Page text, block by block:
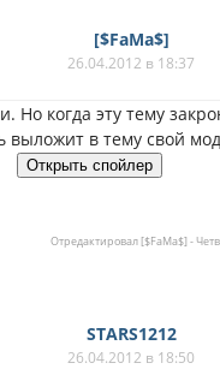
[$FaMa$]
26.04.2012 в 18:37
Но когда эту тему
выложит в тему свой
Отредактировал[$FaMa$]-
STARS1212
26.04.2012 в 18:50